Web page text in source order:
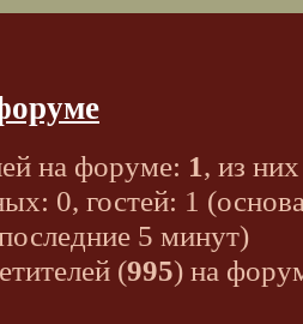
на форуме: 1, из них
0, гостей: 1
5 минут)
(995) на